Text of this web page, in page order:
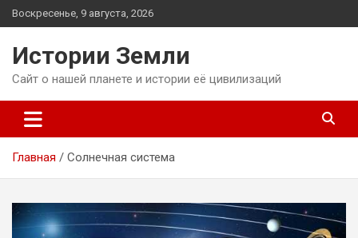
Перейти
к
Воскресенье, 9 августа, 2026
Истории Земли
Сайт о нашей планете и истории её цивилизаций
Главная Солнечная система